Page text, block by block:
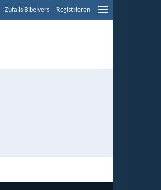
Zufalls Bibelvers Registrieren